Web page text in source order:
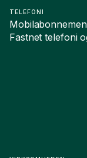
TELEFONI
Fastnet telefoni